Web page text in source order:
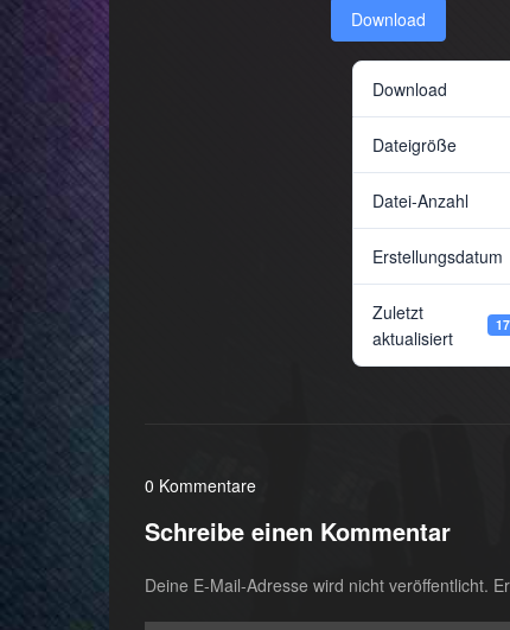
Download
Download
Dateigröße
Datei-Anzahl
Erstellungsdatum
Zuletzt
aktualisiert
0 Kommentare
Schreibe einen Kommentar
Deine E-Mail-Adresse wird nicht veröffentlicht.